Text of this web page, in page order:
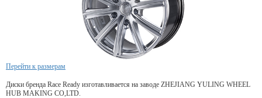
Перейти к размерам
Диски бренда Race Ready изготавливается на заводе ZHEJIANG YULING WHEEL
HUB MAKING CO,LTD.